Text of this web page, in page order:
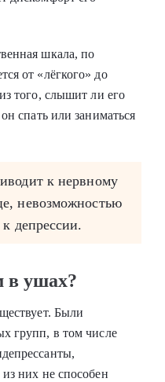
шкала, по
от «лёгкого» до
того, слышит ли его
спать или заниматься
к нервному
невозможностью
депрессии.
в ушах?
Были
групп, в том числе
них не способен